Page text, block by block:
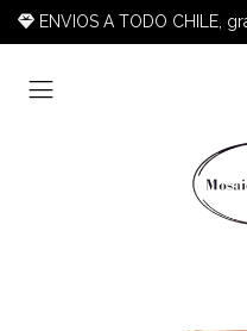
ENVIOS A TODO CHILE,